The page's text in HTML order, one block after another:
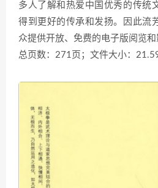
多人了解和热爱中国优秀的传统
得到更好的传承和发扬。因此流
众提供开放、免费的电子版阅览和
总页数：271页；文件大小：